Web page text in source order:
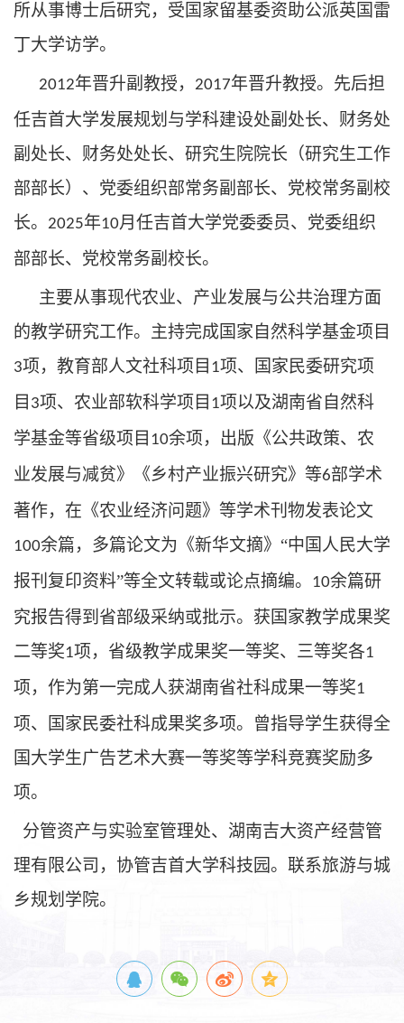
所从事博士后研究，受国家留基委资助公派英国雷
丁大学访学。
2012年晋升副教授， 2017年晋升教授。先后担
任吉首大学发展规划与学科建设处副处长、财务处
副处长、财务处处长、研究生院院长（研究生工作
部部长）、党委组织部常务副部长、党校常务副校
长。 2025年10月任吉首大学党委委员、党委组织
部部长、党校常务副校长。
主要从事现代农业、产业发展与公共治理方面
的教学研究工作。主持完成国家自然科学基金项目
3项，教育部人文社科项目 1项、国家民委研究项
目 3项、农业部软科学项目 1项以及湖南省自然科
学基金等省级项目 10余项，出版《公共政策、农
业发展与减贫》《乡村产业振兴研究》等6部学术
著作，在《农业经济问题》等学术刊物发表论文
100余篇，多篇论文为《新华文摘》“中国人民大学
报刊复印资料”等全文转载或论点摘编。
10余篇研
究报告得到省部级采纳或批示。获国家教学成果奖
二等奖1项，省级教学成果奖一等奖、三等奖各1
项，作为第一完成人获湖南省社科成果一等奖1
项、国家民委社科成果奖多项。曾指导学生获得全
国大学生广告艺术大赛一等奖等学科竞赛奖励多
项。
分管资产与实验室管理处、湖南吉大资产经营管
理有限公司，协管吉首大学科技园。联系旅游与城
乡规划学院。